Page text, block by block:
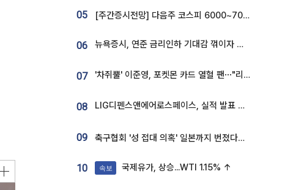
05 [주간증시전망] 다음주 코스피 6000~7000⋯“外人 수급은 정책이 변수”
06 뉴욕증시, 연준 금리인하 기대감 꺾이자 상승...S&P500 사상 최고치 [종합]
07 '차쥐뿔' 이준영, 포켓몬 카드 열혈 팬⋯"리셀러 처단할 것"
08 LIG디펜스앤에어로스페이스, 실적 발표 후 급락→반등⋯증권가 “28년까지 튼튼”
09 축구협회 '성 접대 의혹' 일본까지 번졌다…日 심판 실명 공개
10 속보 국제유가, 상승...WTI 1.15% ↑